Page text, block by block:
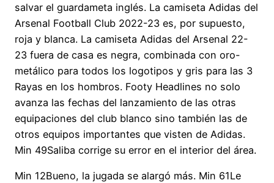
salvar el guardameta inglés. La camiseta Adidas del
Arsenal Football Club 2022-23 es, por supuesto,
roja y blanca. La camiseta Adidas del Arsenal 22-
23 fuera de casa es negra, combinada con oro-
metálico para todos los logotipos y gris para las 3
Rayas en los hombros. Footy Headlines no solo
avanza las fechas del lanzamiento de las otras
equipaciones del club blanco sino también las de
otros equipos importantes que visten de Adidas.
Min 49Saliba corrige su error en el interior del área.
Min 12Bueno, la jugada se alargó más. Min 61Le